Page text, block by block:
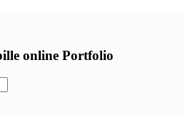
online Portfolio